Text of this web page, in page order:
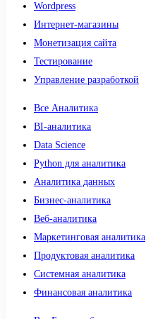
Wordpress
Интернет-магазины
Монетизация сайта
Тестирование
Управление разработкой
Все Аналитика
BI-аналитика
Data Science
Python для аналитика
Аналитика данных
Бизнес-аналитика
Веб-аналитика
Маркетинговая аналитика
Продуктовая аналитика
Системная аналитика
Финансовая аналитика